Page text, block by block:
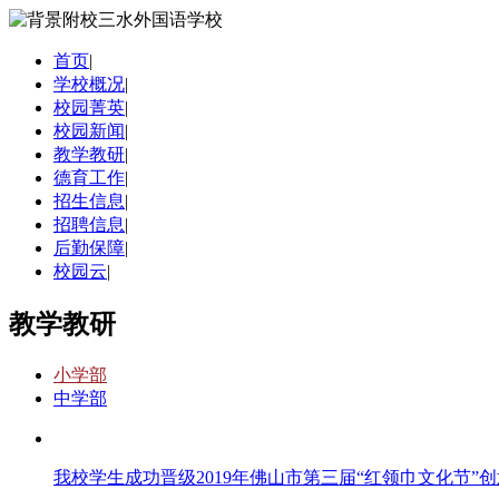
首页|
学校概况|
校园菁英|
校园新闻|
教学教研|
德育工作|
招生信息|
招聘信息|
后勤保障|
校园云|
教学教研
小学部
中学部
我校学生成功晋级2019年佛山市第三届“红领巾文化节”